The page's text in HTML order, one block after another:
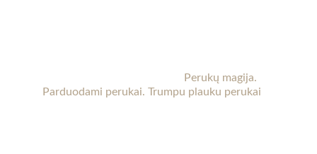
Perukų magija.
Parduodami perukai. Trumpu plauku perukai